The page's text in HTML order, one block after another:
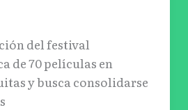
del festival
de 70 películas en
y busca consolidarse